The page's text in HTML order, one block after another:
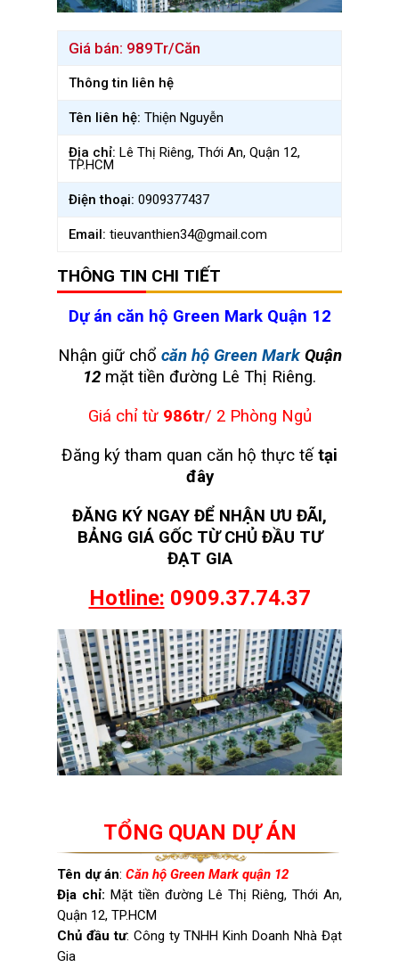
Giá bán: 989Tr/Căn
Thông tin liên hệ
Tên liên hệ: Thiện Nguyễn
Địa chỉ: Lê Thị Riêng, Thới An, Quận 12,
TP.HCM
Điện thoại: 0909377437
Email: tieuvanthien34@gmail.com
THÔNG TIN CHI TIẾT
Dự án căn hộ Green Mark Quận 12
Nhận giữ chổ căn hộ Green MarkQuận
12 mặt tiền đường Lê Thị Riêng.
Giá chỉ từ 986tr/ 2 Phòng Ngủ
Đăng ký tham quan căn hộ thực tế tại
đây
ĐĂNG KÝ NGAY ĐỂ NHẬN ƯU ĐÃI,
BẢNG GIÁ GỐC TỪ CHỦ ĐẦU TƯ
ĐẠT GIA
Hotline: 0909.37.74.37
TỔNG QUAN DỰ ÁN
Tên dự án: Căn hộ Green Mark quận 12
Địa chỉ: Mặt tiền đường Lê Thị Riêng, Thới An,
Quận 12, TP.HCM
Chủ đầu tư: Công ty TNHH Kinh Doanh Nhà Đạt
Gia